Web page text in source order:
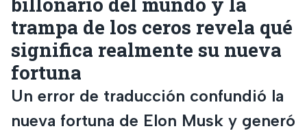
trampa de los ceros revela qué
significa realmente su nueva
fortuna
Un error de traducción confundió la
nueva fortuna de Elon Musk y generó